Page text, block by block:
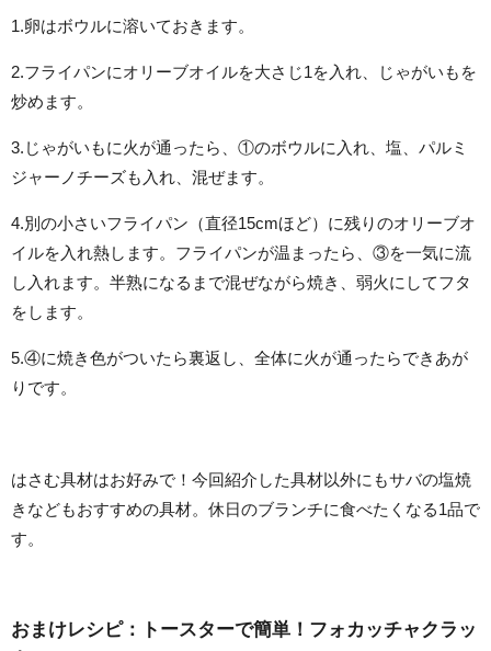
1.卵はボウルに溶いておきます。
2.フライパンにオリーブオイルを大さじ1を入れ、じゃがいもを
炒めます。
3.じゃがいもに火が通ったら、①のボウルに入れ、塩、パルミ
ジャーノチーズも入れ、混ぜます。
4.別の小さいフライパン（直径15cmほど）に残りのオリーブオ
イルを入れ熱します。フライパンが温まったら、③を一気に流
し入れます。半熟になるまで混ぜながら焼き、弱火にしてフタ
をします。
5.④に焼き色がついたら裏返し、全体に火が通ったらできあが
りです。
はさむ具材はお好みで！今回紹介した具材以外にもサバの塩焼
きなどもおすすめの具材。休日のブランチに食べたくなる1品で
す。
おまけレシピ：トースターで簡単！フォカッチャクラッ